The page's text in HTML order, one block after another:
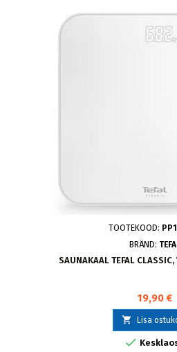
TOOTEKOOD:
BRÄND:
SAUNAKAAL TEFAL
19,90 €
 Lisa
